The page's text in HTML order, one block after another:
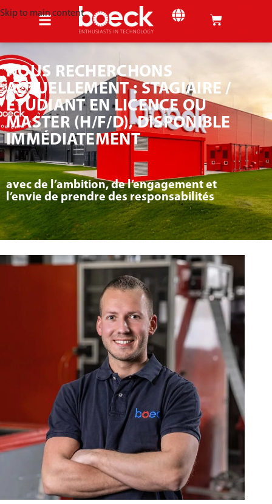
Skip to main content
NOUS RECHERCHONS
ACTUELLEMENT : STAGIAIRE /
ÉTUDIANT EN LICENCE OU
MASTER (H/F/D), DISPONIBLE
IMMÉDIATEMENT
avec de l’ambition, de l’engagement et
l’envie de prendre des responsabilités